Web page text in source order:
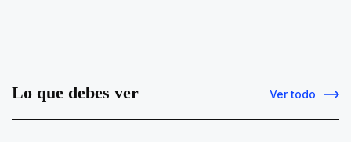
Lo que debes ver Ver todo